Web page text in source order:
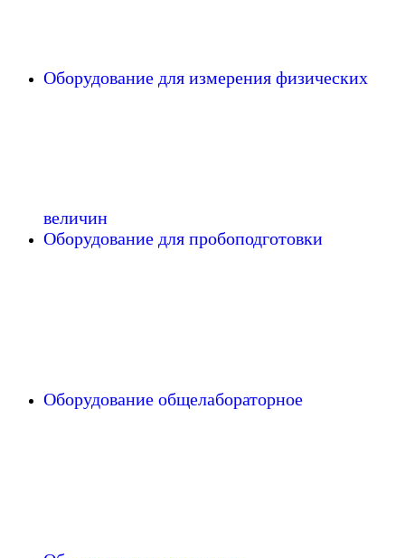
Оборудование для измерения физических
величин
Оборудование для пробоподготовки
Оборудование общелабораторное